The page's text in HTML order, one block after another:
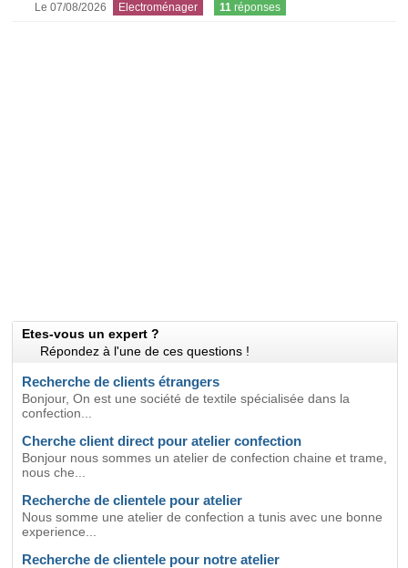
Le 07/08/2026 Electroménager 11 réponses
Etes-vous un expert ?
Répondez à l'une de ces questions !
Recherche de clients étrangers
Bonjour, On est une société de textile spécialisée dans la
confection...
Cherche client direct pour atelier confection
Bonjour nous sommes un atelier de confection chaine et trame,
nous che...
Recherche de clientele pour atelier
Nous somme une atelier de confection a tunis avec une bonne
experience...
Recherche de clientele pour notre atelier